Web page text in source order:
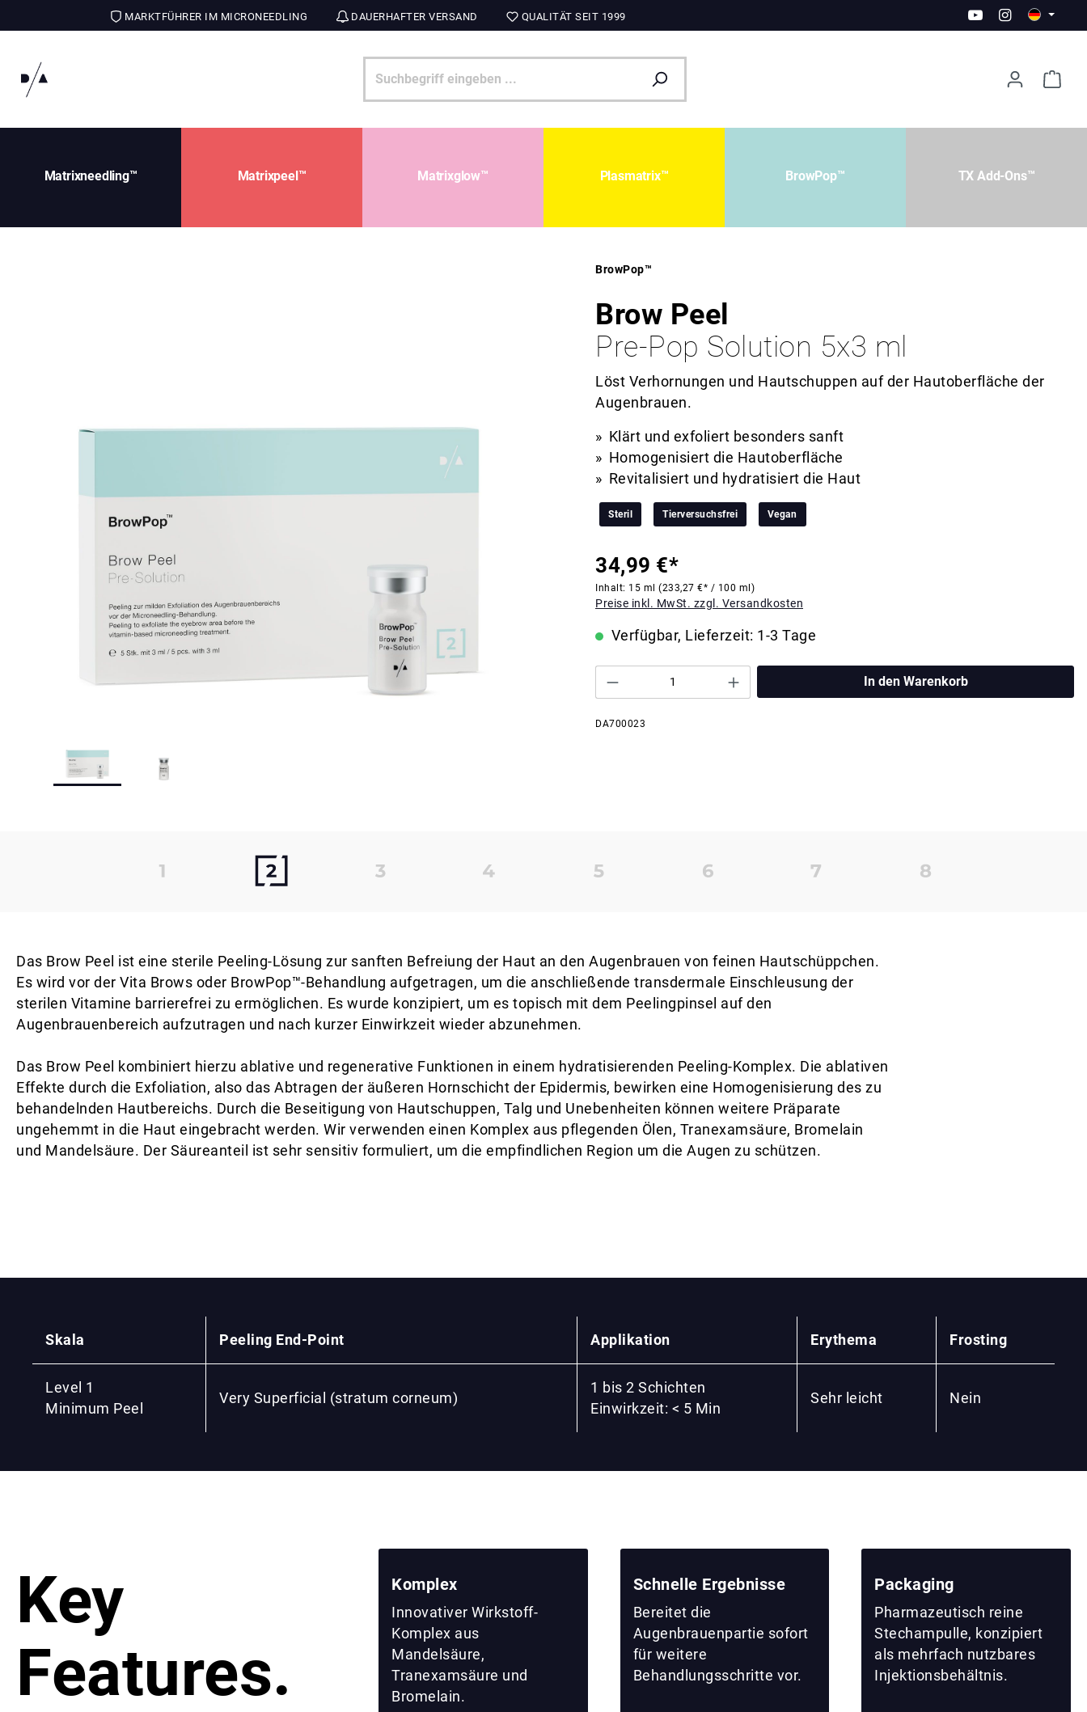
MARKTFÜHRER IM MICRONEEDLING DAUERHAFTER VERSAND QUALITÄT SEIT 1999
Matrixneedling™ Matrixpeel™ Matrixglow™ Plasmatrix™ BrowPop™ TX Add-Ons™
BrowPop™
Brow Peel
Pre-Pop Solution 5x3 ml
Löst Verhornungen und Hautschuppen auf der Hautoberfläche der
Augenbrauen.
Klärt und exfoliert besonders sanft
Homogenisiert die Hautoberfläche
Revitalisiert und hydratisiert die Haut
Steril Tierversuchsfrei Vegan
34,99 €*
Inhalt: 15 ml (233,27 €* / 100 ml)
Preise inkl. MwSt. zzgl. Versandkosten
Verfügbar, Lieferzeit: 1-3 Tage
In den Warenkorb
DA700023
Das Brow Peel ist eine sterile Peeling-Lösung zur sanften Befreiung der Haut an den Augenbrauen von feinen Hautschüppchen.
Es wird vor der Vita Brows oder BrowPop™-Behandlung aufgetragen, um die anschließende transdermale Einschleusung der
sterilen Vitamine barrierefrei zu ermöglichen. Es wurde konzipiert, um es topisch mit dem Peelingpinsel auf den
Augenbrauenbereich aufzutragen und nach kurzer Einwirkzeit wieder abzunehmen.
Das Brow Peel kombiniert hierzu ablative und regenerative Funktionen in einem hydratisierenden Peeling-Komplex. Die ablativen
Effekte durch die Exfoliation, also das Abtragen der äußeren Hornschicht der Epidermis, bewirken eine Homogenisierung des zu
behandelnden Hautbereichs. Durch die Beseitigung von Hautschuppen, Talg und Unebenheiten können weitere Präparate
ungehemmt in die Haut eingebracht werden. Wir verwenden einen Komplex aus pflegenden Ölen, Tranexamsäure, Bromelain
und Mandelsäure. Der Säureanteil ist sehr sensitiv formuliert, um die empfindlichen Region um die Augen zu schützen.
Skala Peeling End-Point Applikation Erythema Frosting
Level 1
Minimum Peel
Very Superficial (stratum corneum)
1 bis 2 Schichten
Einwirkzeit: < 5 Min
Sehr leicht Nein
Key
Features.
Komplex
Innovativer Wirkstoff-
Komplex aus
Mandelsäure,
Tranexamsäure und
Bromelain.
Schnelle Ergebnisse
Bereitet die
Augenbrauenpartie sofort
für weitere
Behandlungsschritte vor.
Packaging
Pharmazeutisch reine
Stechampulle, konzipiert
als mehrfach nutzbares
Injektionsbehältnis.